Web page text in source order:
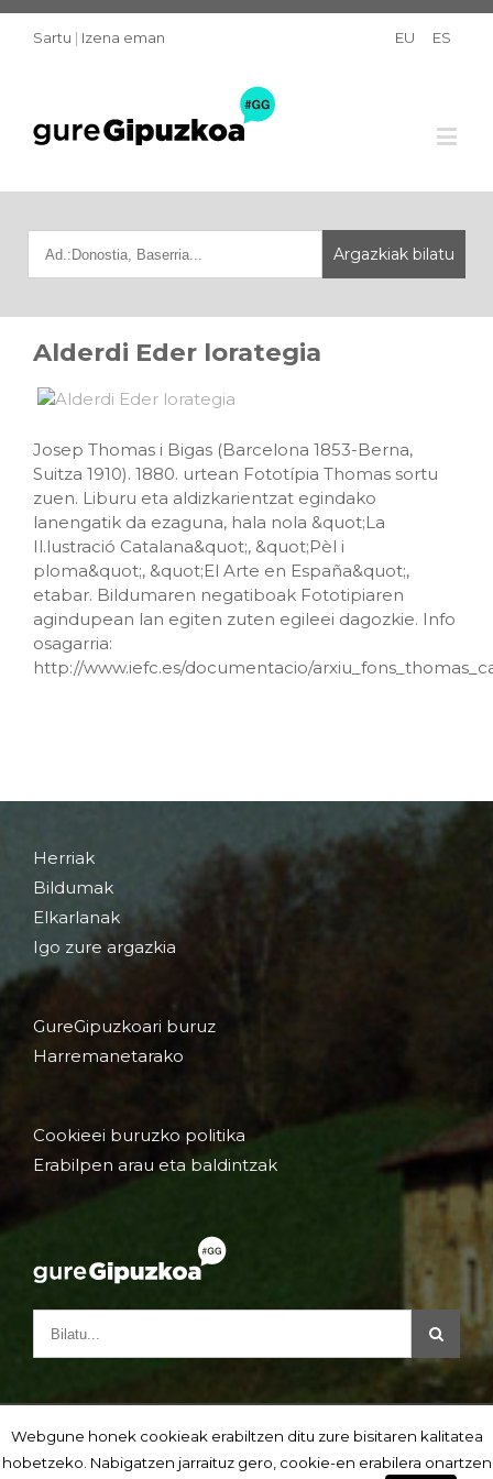
Sartu | Izena eman EU ES
Alderdi Eder lorategia
Josep Thomas i Bigas (Barcelona 1853-Berna,
Suitza 1910). 1880. urtean Fototípia Thomas sortu
zuen. Liburu eta aldizkarientzat egindako
lanengatik da ezaguna, hala nola &quot;La
Il.lustració Catalana&quot;, &quot;Pèl i
ploma&quot;, &quot;El Arte en España&quot;,
etabar. Bildumaren negatiboak Fototipiaren
agindupean lan egiten zuten egileei dagozkie. Info
osagarria:
http://www.iefc.es/documentacio/
Herriak
Bildumak
Elkarlanak
Igo zure argazkia
GureGipuzkoari buruz
Harremanetarako
Cookieei buruzko politika
Erabilpen arau eta baldintzak
Webgune honek cookieak erabiltzen ditu zure bisitaren kalitatea
hobetzeko. Nabigatzen jarraituz gero, cookie-en erabilera onartzen